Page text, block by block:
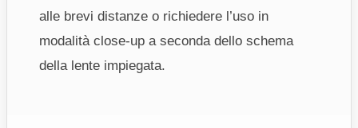
alle brevi distanze o richiedere l’uso in
modalità close-up a seconda dello schema
della lente impiegata.